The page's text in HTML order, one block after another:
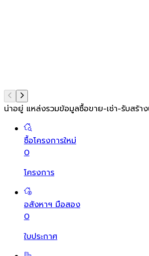
น่าอยู่ แหล่งรวมข้อมูลซื้อขาย-เช่า-รับสร้า
ซื้อโครงการใหม่
0
โครงการ
อสังหาฯ มือสอง
0
ใบประกาศ